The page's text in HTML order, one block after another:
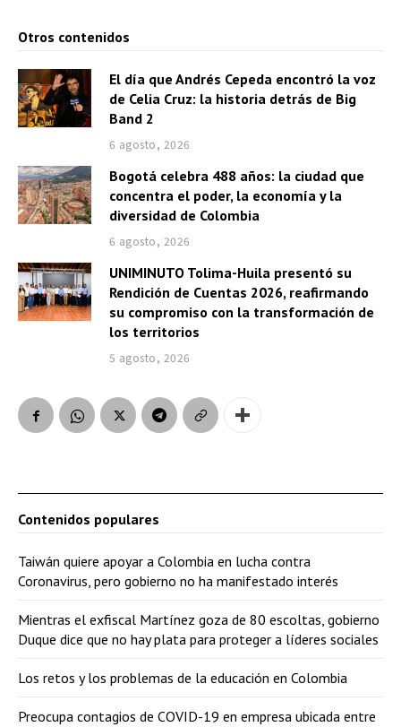
Otros contenidos
El día que Andrés Cepeda encontró la voz
de Celia Cruz: la historia detrás de Big
Band 2
6 agosto, 2026
Bogotá celebra 488 años: la ciudad que
concentra el poder, la economía y la
diversidad de Colombia
6 agosto, 2026
UNIMINUTO Tolima-Huila presentó su
Rendición de Cuentas 2026, reafirmando
su compromiso con la transformación de
los territorios
5 agosto, 2026
Contenidos populares
Taiwán quiere apoyar a Colombia en lucha contra
Coronavirus, pero gobierno no ha manifestado interés
Mientras el exfiscal Martínez goza de 80 escoltas, gobierno
Duque dice que no hay plata para proteger a líderes sociales
Los retos y los problemas de la educación en Colombia
Preocupa contagios de COVID-19 en empresa ubicada entre